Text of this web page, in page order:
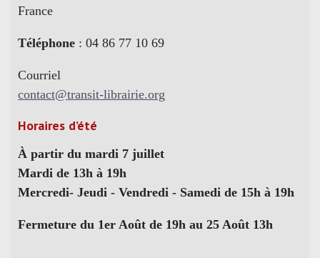
France
Téléphone : 04 86 77 10 69
Courriel
contact@transit-librairie.org
Horaires d’été
À partir du mardi 7 juillet
Mardi de 13h à 19h
Mercredi- Jeudi - Vendredi - Samedi de 15h à 19h
Fermeture du 1er Août de 19h au 25 Août 13h